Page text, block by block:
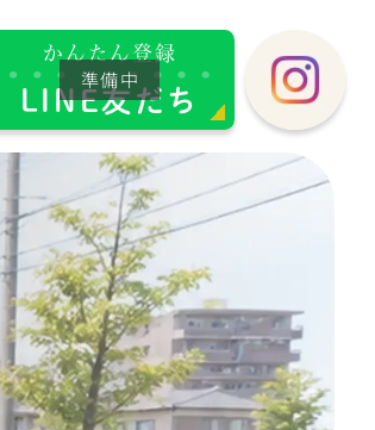
かんたん登録
LINE友だち